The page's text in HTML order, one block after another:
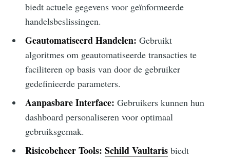
biedt actuele gegevens voor geïnformeerde
handelsbeslissingen.
Geautomatiseerd Handelen: Gebruikt
algoritmes om geautomatiseerde transacties te
faciliteren op basis van door de gebruiker
gedefinieerde parameters.
Aanpasbare Interface: Gebruikers kunnen hun
dashboard personaliseren voor optimaal
gebruiksgemak.
Risicobeheer Tools: Schild Vaultarisbiedt